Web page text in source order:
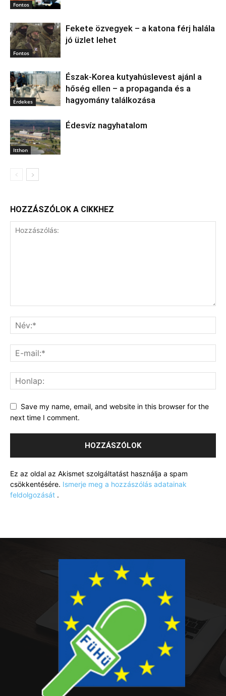
Fontos
Fontos
Fekete özvegyek – a katona férj halála
jó üzlet lehet
Érdekes
Észak‑Korea kutyahúslevest ajánl a
hőség ellen – a propaganda és a
hagyomány találkozása
Itthon
Édesvíz nagyhatalom
HOZZÁSZÓLOK A CIKKHEZ
Save my name, email, and website in this browser for the
next time I comment.
Ez az oldal az Akismet szolgáltatást használja a spam
csökkentésére. Ismerje meg a hozzászólás adatainak
feldolgozását .